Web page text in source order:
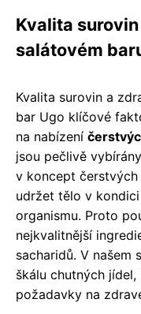
Kvalita
salátovém
Kvalita surovin a
bar Ugo klíčové
na nabízení
jsou pečlivě
v koncept čerstvých
udržet tělo v
organismu. Proto
nejkvalitnější
sacharidů. V našem
škálu chutných
požadavky na